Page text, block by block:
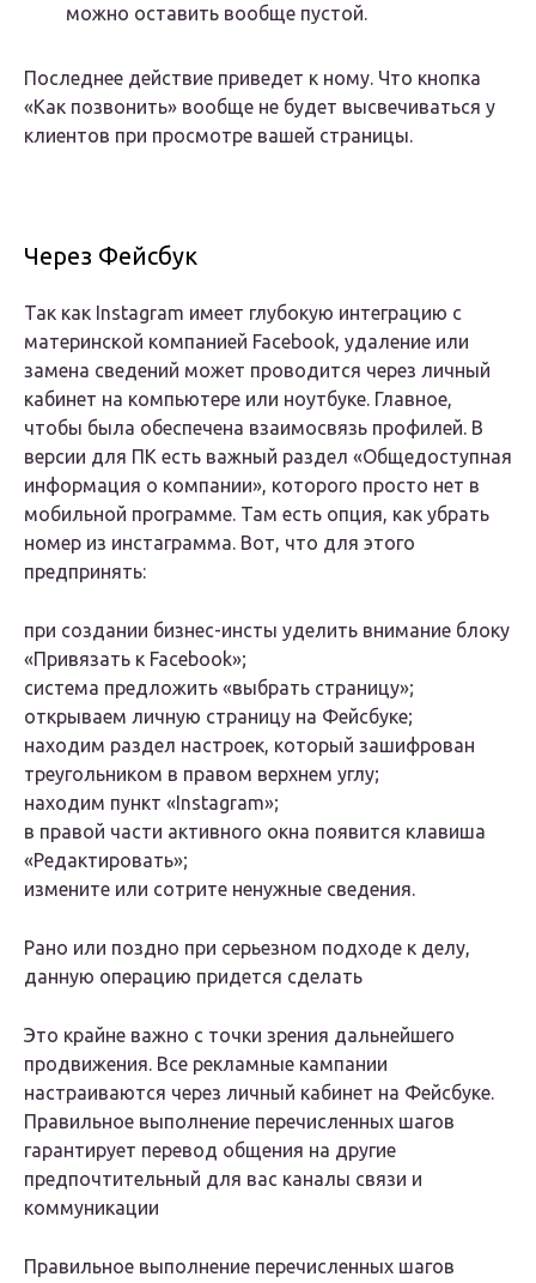
можно оставить вообще пустой.
Последнее действие приведет к ному. Что кнопка
«Как позвонить» вообще не будет высвечиваться у
клиентов при просмотре вашей страницы.
Через Фейсбук
Так как Instagram имеет глубокую интеграцию с
материнской компанией Facebook, удаление или
замена сведений может проводится через личный
кабинет на компьютере или ноутбуке. Главное,
чтобы была обеспечена взаимосвязь профилей. В
версии для ПК есть важный раздел «Общедоступная
информация о компании», которого просто нет в
мобильной программе. Там есть опция, как убрать
номер из инстаграмма. Вот, что для этого
предпринять:
при создании бизнес-инсты уделить внимание блоку
«Привязать к Facebook»;
система предложить «выбрать страницу»;
открываем личную страницу на Фейсбуке;
находим раздел настроек, который зашифрован
треугольником в правом верхнем углу;
находим пункт «Instagram»;
в правой части активного окна появится клавиша
«Редактировать»;
измените или сотрите ненужные сведения.
Рано или поздно при серьезном подходе к делу,
данную операцию придется сделать
Это крайне важно с точки зрения дальнейшего
продвижения. Все рекламные кампании
настраиваются через личный кабинет на Фейсбуке.
Правильное выполнение перечисленных шагов
гарантирует перевод общения на другие
предпочтительный для вас каналы связи и
коммуникации
Правильное выполнение перечисленных шагов